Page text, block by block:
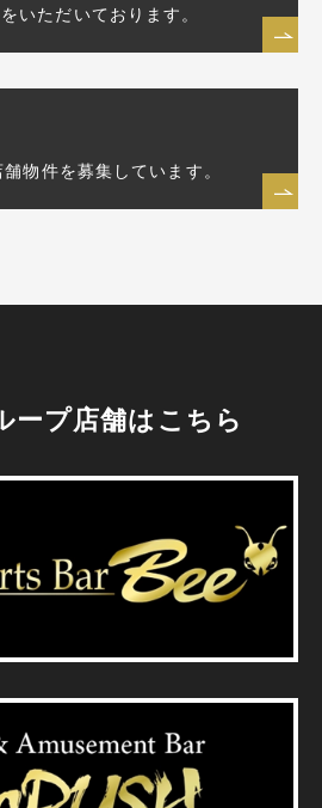
いただいております。
物件を募集しています。
ープ店舗はこちら